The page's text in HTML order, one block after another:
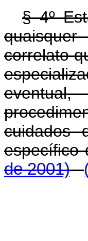
§ 4º
quaisquer
correlato
cuidados
de 2001)